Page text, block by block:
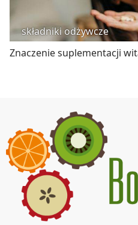
składniki odżywcze
Znaczenie suplementacji